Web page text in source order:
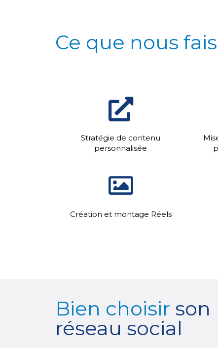
Ce que nous
Stratégie de contenu
personnalisée
Création et montage Réels
Bien choisir son
réseau social